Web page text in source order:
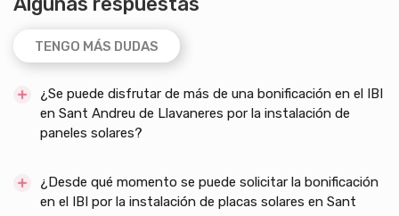
TENGO MÁS DUDAS
¿Se puede disfrutar de más de una bonificación en el IBI
en Sant Andreu de Llavaneres por la instalación de
paneles solares?
¿Desde qué momento se puede solicitar la bonificación
en el IBI por la instalación de placas solares en Sant